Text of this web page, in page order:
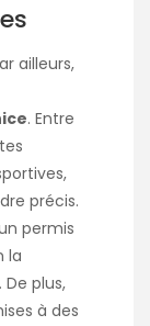
ailleurs,
. Entre
précis.
permis
la
plus,
à des